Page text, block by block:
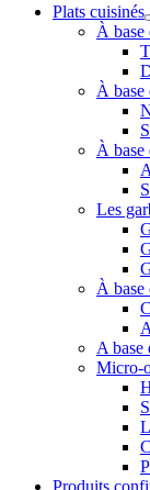
Plats cuisinés
À base
À base
À base
Les
À base
A base
Micro-
Produits